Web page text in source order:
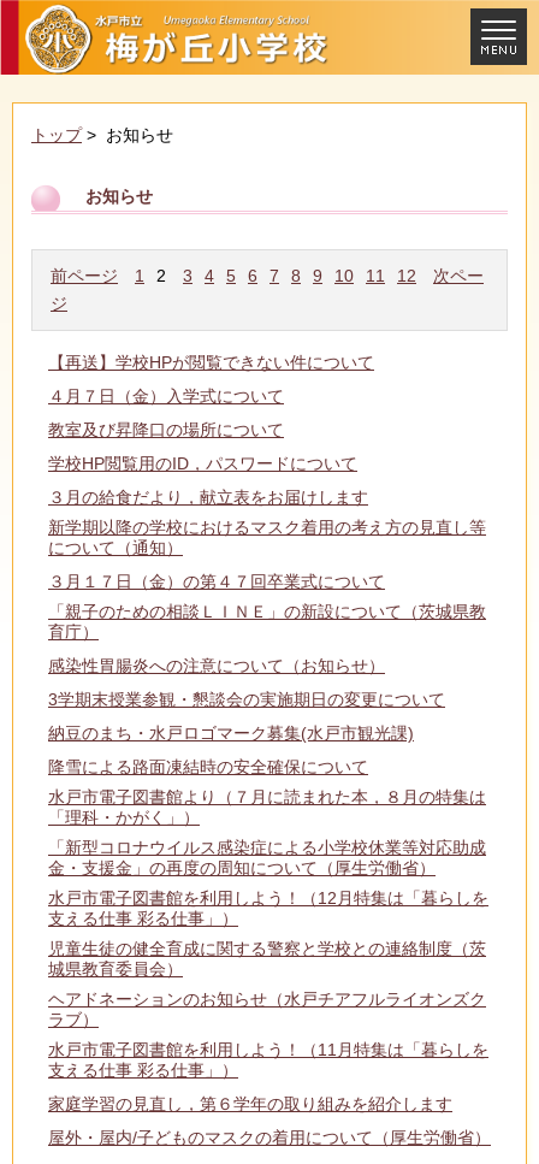
トップ> お知らせ
お知らせ
前ページ 1 2 3 4 5 6 7 8 9 10 11 12
次ペー
ジ
【再送】学校HPが閲覧できない件について
４月７日（金）入学式について
教室及び昇降口の場所について
学校HP閲覧用のID，パスワードについて
３月の給食だより，献立表をお届けします
新学期以降の学校におけるマスク着用の考え方の見直し等
について（通知）
３月１７日（金）の第４７回卒業式について
「親子のための相談ＬＩＮＥ」の新設について（茨城県教
育庁）
感染性胃腸炎への注意について（お知らせ）
3学期末授業参観・懇談会の実施期日の変更について
納豆のまち・水戸ロゴマーク募集(水戸市観光課)
降雪による路面凍結時の安全確保について
水戸市電子図書館より（７月に読まれた本，８月の特集は
「理科・かがく」）
「新型コロナウイルス感染症による小学校休業等対応助成
金・支援金」の再度の周知について（厚生労働省）
水戸市電子図書館を利用しよう！（12月特集は「暮らしを
支える仕事 彩る仕事」）
児童生徒の健全育成に関する警察と学校との連絡制度（茨
城県教育委員会）
ヘアドネーションのお知らせ（水戸チアフルライオンズク
ラブ）
水戸市電子図書館を利用しよう！（11月特集は「暮らしを
支える仕事 彩る仕事」）
家庭学習の見直し，第６学年の取り組みを紹介します
屋外・屋内/子どものマスクの着用について（厚生労働省）